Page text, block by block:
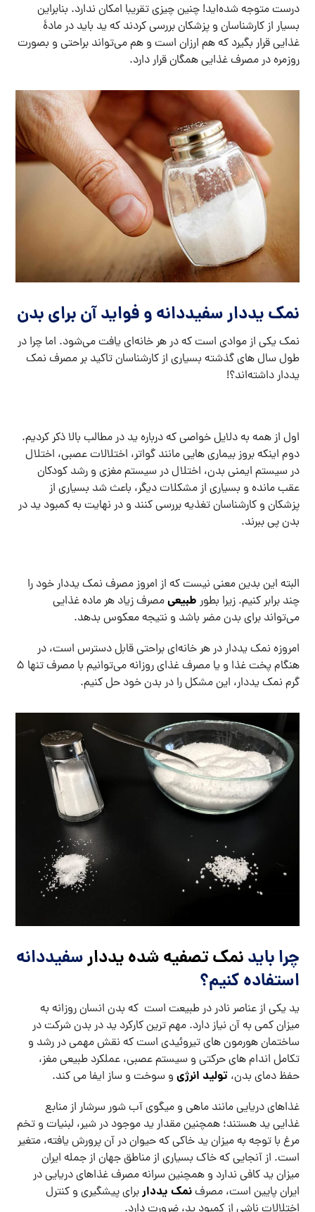
درست متوجه شده‌اید! چنین چیزی تقریبا امکان ندارد. بنابراین
بسیار از کارشناسان و پزشکان بررسی کردند که ید باید در مادۀ
غذایی قرار بگیرد که هم ارزان است و هم می‌تواند براحتی و بصورت
روزمره در مصرف غذایی همگان قرار دارد.
نمک یددار سفیددانه و فواید آن برای بدن
نمک یکی از موادی است که در هر خانه‌ای یافت می‌شود. اما چرا در
طول سال های گذشته بسیاری از کارشناسان تاکید بر مصرف نمک
یددار داشته‌اند؟!
اول از همه به دلایل خواصی که درباره ید در مطالب بالا ذکر کردیم.
دوم اینکه بروز بیماری هایی مانند گواتر، اختلالات عصبی، اختلال
در سیستم ایمنی بدن، اختلال در سیستم مغزی و رشد کودکان
عقب مانده و بسیاری از مشکلات دیگر، باعث شد بسیاری از
پزشکان و کارشناسان تغذیه بررسی کنند و در نهایت به کمبود ید در
بدن پی ببرند.
البته این بدین معنی نیست که از امروز مصرف نمک یددار خود را
چند برابر کنیم. زیرا بطور طبیعیمصرف زیاد هر ماده غذایی
می‌تواند برای بدن مضر باشد و نتیجه معکوس بدهد.
امروزه نمک یددار در هر خانه‌ای براحتی قابل دسترس است، در
هنگام پخت غذا و یا مصرف غذای روزانه می‌توانیم با مصرف تنها 5
گرم نمک یددار، این مشکل را در بدن خود حل کنیم.
چرا بایدنمک تصفیه شده یددارسفیددانه
استفاده کنیم؟
ید یکی از عناصر نادر در طبیعت است که بدن انسان روزانه به
میزان کمی به آن نیاز دارد. مهم ترین کارکرد ید در بدن شرکت در
ساختمان هورمون های تیروئیدی است که نقش مهمی در رشد و
تکامل اندام های حرکتی و سیستم عصبی، عملکرد طبیعی مغز،
حفظ دمای بدن،تولید انرژی و سوخت و ساز ایفا می کند.
غذاهای دریایی مانند ماهی و میگوی آب شور سرشار از منابع
غذایی ید هستند؛ همچنین مقدار ید موجود در شیر، لبنیات و تخم
مرغ با توجه به میزان ید خاکی که حیوان در آن پرورش یافته، متغیر
است. از آنجایی که خاک بسیاری از مناطق جهان از جمله ایران
میزان ید کافی ندارد و همچنین سرانه مصرف غذاهای دریایی در
ایران پایین است، مصرفنمک یدداربرای پیشگیری و کنترل